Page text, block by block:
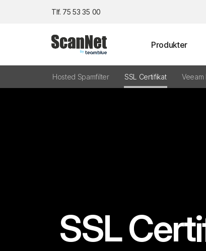
Tlf. 75 53 35 00
Produkter
Hosted Spamfilter SSL Certifikat Veeam
SSL